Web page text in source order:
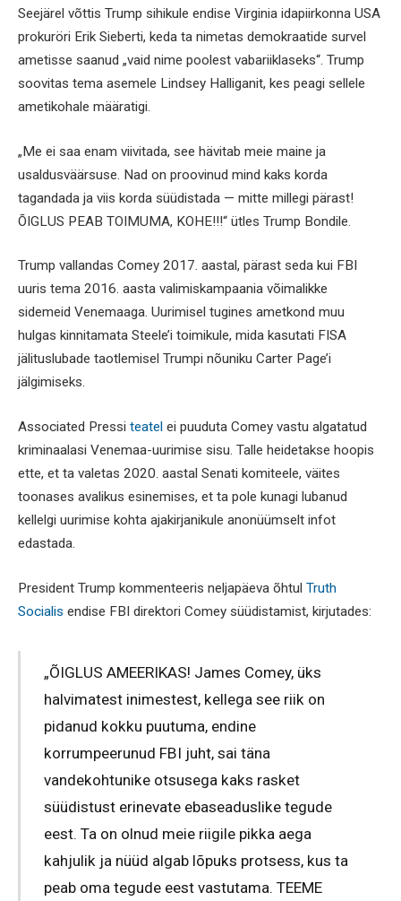
Seejärel võttis Trump sihikule endise Virginia idapiirkonna USA
prokuröri Erik Sieberti, keda ta nimetas demokraatide survel
ametisse saanud „vaid nime poolest vabariiklaseks“. Trump
soovitas tema asemele Lindsey Halliganit, kes peagi sellele
ametikohale määratigi.
„Me ei saa enam viivitada, see hävitab meie maine ja
usaldusväärsuse. Nad on proovinud mind kaks korda
tagandada ja viis korda süüdistada — mitte millegi pärast!
ÕIGLUS PEAB TOIMUMA, KOHE!!!“ ütles Trump Bondile.
Trump vallandas Comey 2017. aastal, pärast seda kui FBI
uuris tema 2016. aasta valimiskampaania võimalikke
sidemeid Venemaaga. Uurimisel tugines ametkond muu
hulgas kinnitamata Steele’i toimikule, mida kasutati FISA
jälituslubade taotlemisel Trumpi nõuniku Carter Page’i
jälgimiseks.
Associated Pressi teatel ei puuduta Comey vastu algatatud
kriminaalasi Venemaa-uurimise sisu. Talle heidetakse hoopis
ette, et ta valetas 2020. aastal Senati komiteele, väites
toonases avalikus esinemises, et ta pole kunagi lubanud
kellelgi uurimise kohta ajakirjanikule anonüümselt infot
edastada.
President Trump kommenteeris neljapäeva õhtul Truth
Socialis endise FBI direktori Comey süüdistamist, kirjutades:
„ÕIGLUS AMEERIKAS! James Comey, üks
halvimatest inimestest, kellega see riik on
pidanud kokku puutuma, endine
korrumpeerunud FBI juht, sai täna
vandekohtunike otsusega kaks rasket
süüdistust erinevate ebaseaduslike tegude
eest. Ta on olnud meie riigile pikka aega
kahjulik ja nüüd algab lõpuks protsess, kus ta
peab oma tegude eest vastutama. TEEME